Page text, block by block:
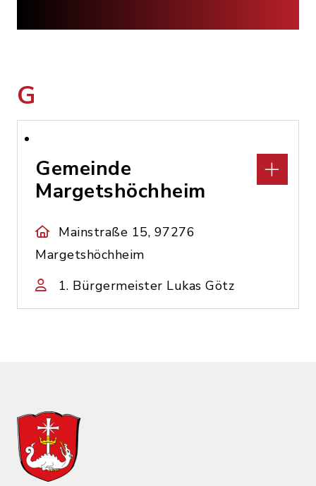
G
Gemeinde
Margetshöchheim
Mainstraße 15, 97276
Margetshöchheim
1. Bürgermeister Lukas Götz